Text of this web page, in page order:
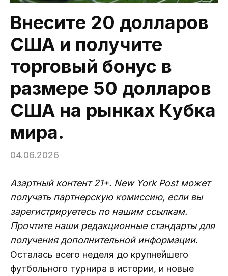
Внесите 20 долларов
США и получите
торговый бонус в
размере 50 долларов
США на рынках Кубка
мира.
04.06.2026
Азартный контент 21+. New York Post может
получать партнерскую комиссию, если вы
зарегистрируетесь по нашим ссылкам.
Прочтите наши редакционные стандарты для
получения дополнительной информации.
Осталась всего неделя до крупнейшего
футбольного турнира в истории, и новые